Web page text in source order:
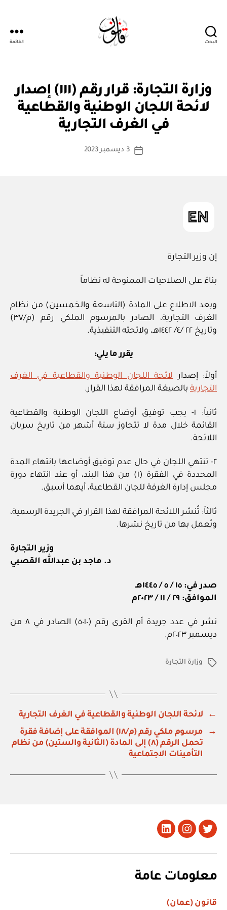
البحث القائمة
التصنيفات
وزارة التجارة: قرار رقم (١١١) إصدار
لائحة اللجان الوطنية والقطاعية
في الغرف التجارية
كاتب
بو
ا
س
ة
تاريخ
3 ديسمبر 2023
إن وزير التجارة
بناءً على الصلاحيات الممنوحة له نظاماً
وبعد الاطلاع على المادة (التاسعة والخمسين) من نظام
الغرف التجارية، الصادر بالمرسوم الملكي رقم (م/٣٧)
وتاريخ ٢٢ /٤/ ١٤٤٢هـ، ولائحته التنفيذية.
يقرر ما يلي:
أولاً: إصدارلائحة اللجان الوطنية والقطاعية في الغرف
التجارية بالصيغة المرافقة لهذا القرار.
ثانياً: ١- يجب توفيق أوضاع اللجان الوطنية والقطاعية
القائمة خلال مدة لا تتجاوز ستة أشهر من تاريخ سريان
اللائحة.
٢- تنتهي اللجان في حال عدم توفيق أوضاعها بانتهاء المدة
المحددة في الفقرة (١) من هذا البند، أو عند انتهاء دورة
مجلس إدارة الغرفة للجان القطاعية، أيهما أسبق.
ثالثاً: تُنشر اللائحة المرافقة لهذا القرار في الجريدة الرسمية،
ويُعمل بها من تاريخ نشرها.
وزير التجارة
د. ماجد بن عبدالله القصبي
صدر في: ١٥ / ٥ / ١٤٤٥هـ
الموافق: ٢٩ / ١١ / ٢٠٢٣م
نشر في عدد جريدة أم القرى رقم (٥٠١٠) الصادر في ٨ من
ديسمبر ٢٠٢٣م.
الوسوموزارة التجارة
←
لائحة اللجان الوطنية والقطاعية في الغرف التجارية
→
مرسوم ملكي رقم (م/١٨) الموافقة على إضافة فقرة
تحمل الرقم (٨) إلى المادة (الثانية والستين) من نظام
التأمينات الاجتماعية
تويتر Instagram
LinkedIn
معلومات عامة
قانون (عمان)